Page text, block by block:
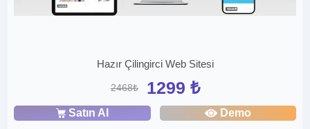
Hazır Çilingirci Web Sitesi
2468₺ 1299 ₺
Satın Al Demo